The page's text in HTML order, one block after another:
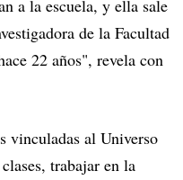
a la escuela, y ella sale
de la Facultad
22 años", revela con
vinculadas al Universo
trabajar en la